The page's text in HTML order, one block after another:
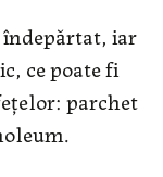
îndepărtat, iar
ce poate fi
parchet